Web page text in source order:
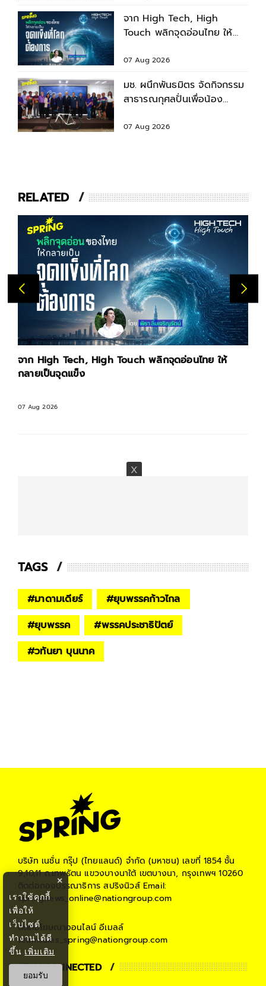
จาก High Tech, High
Touch พลิกจุดอ่อนไทย ให้
07 Aug 2026
มช. ผนึกพันธมิตร จัดกิจกรรม
สาธารณกุศลปั่นเพื่อน้อง
07 Aug 2026
RELATED
จาก High Tech, High Touch พลิกจุดอ่อนไทย ให้
กลายเป็นจุดแข็ง
07 Aug 2026
TAGS
#มาดามเดียร์ #ยุบพรรคก้าวไกล
#ยุบพรรค #พรรคประชาธิปัตย์
#วทันยา บุนนาค
บริษัท เนชั่น กรุ๊ป (ไทยแลนด์) จำกัด (มหาชน) เลขที่ 1854 ชั้น
9,10,11 ถ.เทพรัตน แขวงบางนาใต้ เขตบางนา, กรุงเทพฯ 10260
ติดต่อกองบรรณาธิการ สปริงนิวส์Email:
springnews_online@nationgroup.com
ติดต่อโฆษณาออนไลน์ อีเมลล์
teamsales_spring@nationgroup.com
STAY CONNECTED
×
เราใช้คุกกี้
เพื่อให้
เว็บไซต์
ทำงานได้ดี
ขึ้น เพิ่มเติม
ยอมรับ